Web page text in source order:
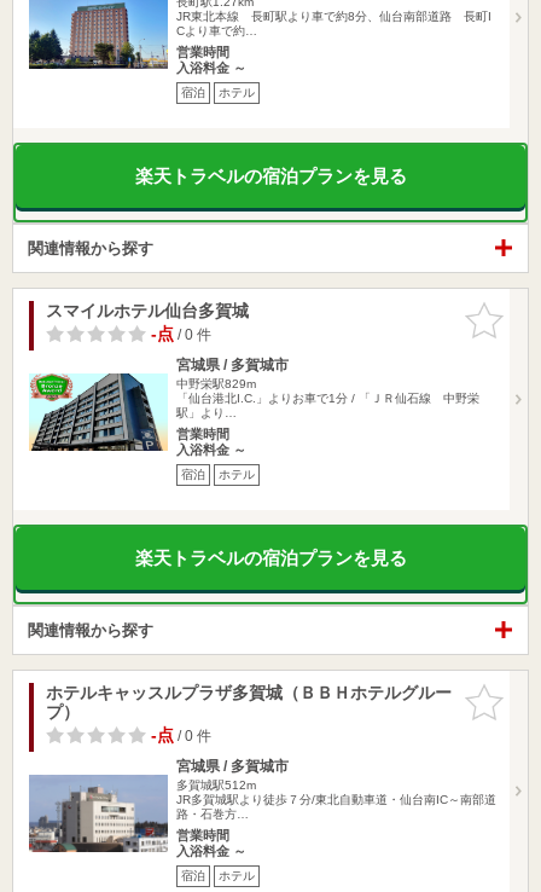
JR東北本線 長町駅より車で約8分、仙台南部道路 長町I
Cより車で約…
営業時間
入浴料金 ～
宿泊 ホテル
楽天トラベルの宿泊プランを見る
関連情報から探す
お気に入
りに追加
スマイルホテル仙台多賀城
-点/ 0 件
宮城県 / 多賀城市
中野栄駅829m
「仙台港北I.C.」よりお車で1分 / 「ＪＲ仙石線 中野栄
駅」より…
営業時間
入浴料金 ～
宿泊 ホテル
楽天トラベルの宿泊プランを見る
関連情報から探す
お気に入
りに追加
ホテルキャッスルプラザ多賀城（ＢＢＨホテルグルー
プ）
-点/ 0 件
宮城県 / 多賀城市
多賀城駅512m
JR多賀城駅より徒歩７分/東北自動車道・仙台南IC～南部道
路・石巻方…
営業時間
入浴料金 ～
宿泊 ホテル